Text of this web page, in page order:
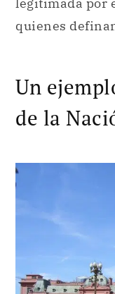
legitimada por
quienes
Un
de la